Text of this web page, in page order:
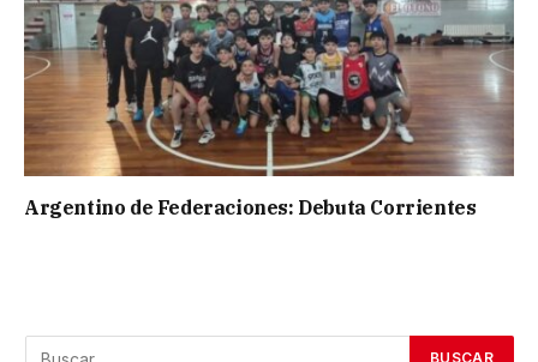
Argentino de Federaciones: Debuta Corrientes